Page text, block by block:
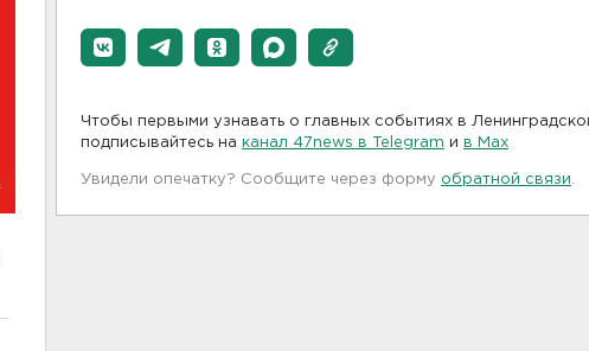
Чтобы первыми узнавать о главных событиях в
подписывайтесь на канал 47news в Telegram и в Maх
Увидели опечатку? Сообщите через форму обратной связи